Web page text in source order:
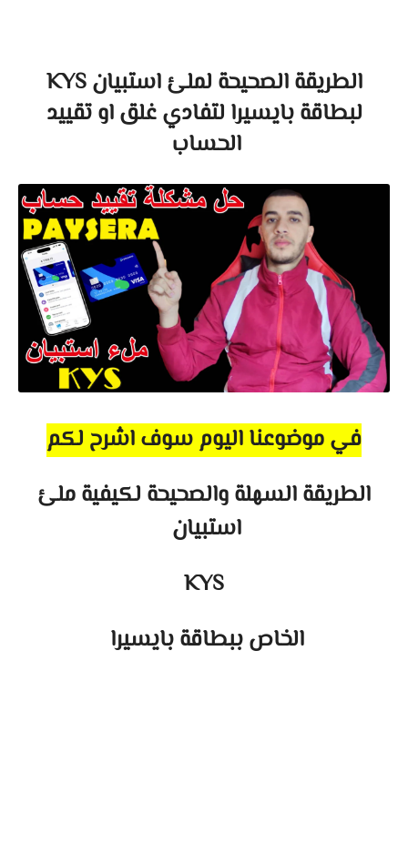
الطريقة الصحيحة لملئ استبيان KYS
لبطاقة بايسيرا لتفادي غلق او تقييد
الحساب
في موضوعنا اليوم سوف اشرح لكم
الطريقة السهلة والصحيحة لكيفية ملئ
استبيان
KYS
الخاص ببطاقة بايسيرا